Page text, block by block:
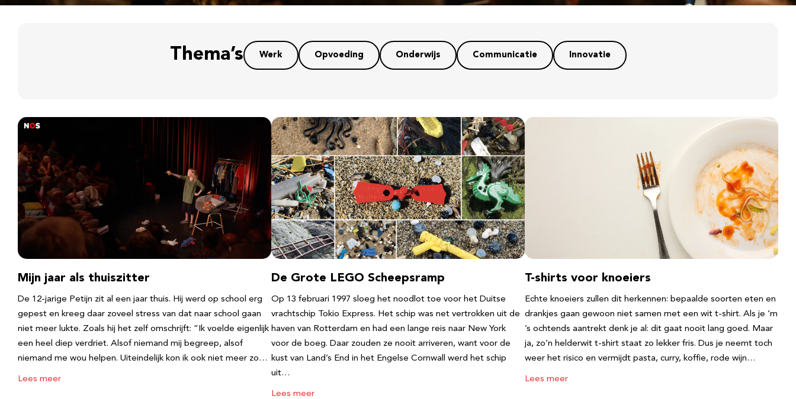
Thema’s Werk Opvoeding Onderwijs Communicatie Innovatie
Mijn jaar als thuiszitter
De 12-jarige Petijn zit al een jaar thuis. Hij werd op school erg
gepest en kreeg daar zoveel stress van dat naar school gaan
niet meer lukte. Zoals hij het zelf omschrijft: “Ik voelde eigenlijk
een heel diep verdriet. Alsof niemand mij begreep, alsof
niemand me wou helpen. Uiteindelijk kon ik ook niet meer zo…
Lees meer
De Grote LEGO Scheepsramp
Op 13 februari 1997 sloeg het noodlot toe voor het Duitse
vrachtschip Tokio Express. Het schip was net vertrokken uit de
haven van Rotterdam en had een lange reis naar New York
voor de boeg. Daar zouden ze nooit arriveren, want voor de
kust van Land’s End in het Engelse Cornwall werd het schip
uit…
Lees meer
T-shirts voor knoeiers
Echte knoeiers zullen dit herkennen: bepaalde soorten eten en
drankjes gaan gewoon niet samen met een wit t-shirt. Als je ‘m
’s ochtends aantrekt denk je al: dit gaat nooit lang goed. Maar
ja, zo’n helderwit t-shirt staat zo lekker fris. Dus je neemt toch
weer het risico en vermijdt pasta, curry, koffie, rode wijn…
Lees meer